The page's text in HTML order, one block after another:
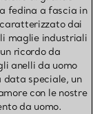
fedina a fascia in
dai
maglie industriali
ricordo da
anelli da uomo
data speciale, un
con le nostre
da uomo.